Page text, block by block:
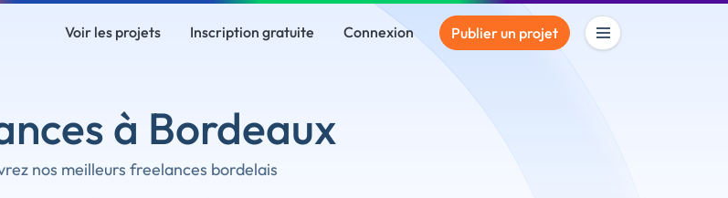
Voir les projets Inscription gratuite Connexion Publier un projet
à Bordeaux
nos meilleurs freelances bordelais